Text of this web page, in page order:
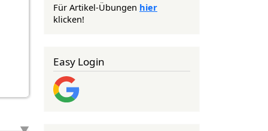
Für Artikel-Übungen hier
klicken!
Easy Login